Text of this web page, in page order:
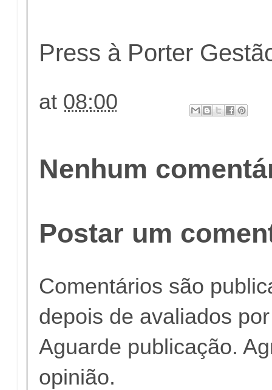
Press à Porter
at 08:00
Nenhum
Postar um
Comentários são
depois de avaliados
Aguarde publicação.
opinião.